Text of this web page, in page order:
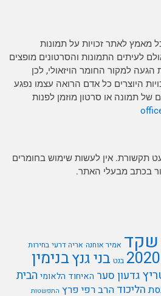
לאתר זכויות על תמונות
לעיתים התמונות והסרטונים מופצים
למקור החומר הויזאולי, לכן
לחוק זכויות היוצרים כל אדם הרואה עצמו נפגע
של תמונה או סרטון מוזמן לפנות
תקשורת. אין לעשות שימוש בחומרים
בכתב מבעלי האתר.
אמיר אוחנה אריה דרעי בחירות
בנט בני גנץבנימין
גדעון סערהאיחוד הלאומיהבית
הליכודהרב רפי פרץ התפשטות